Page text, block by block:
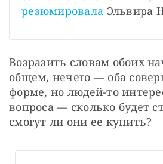
резюмировала Эльвира
Возразить словам обоих
общем, нечего — оба
форме, но людей-то
вопроса — сколько будет
смогут ли они ее купить?